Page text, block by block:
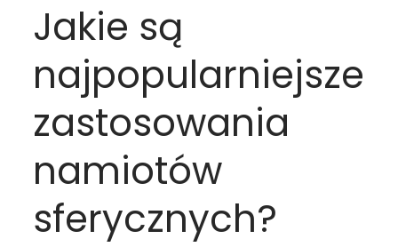
Jakie są
najpopularniejsze
zastosowania
namiotów
sferycznych?